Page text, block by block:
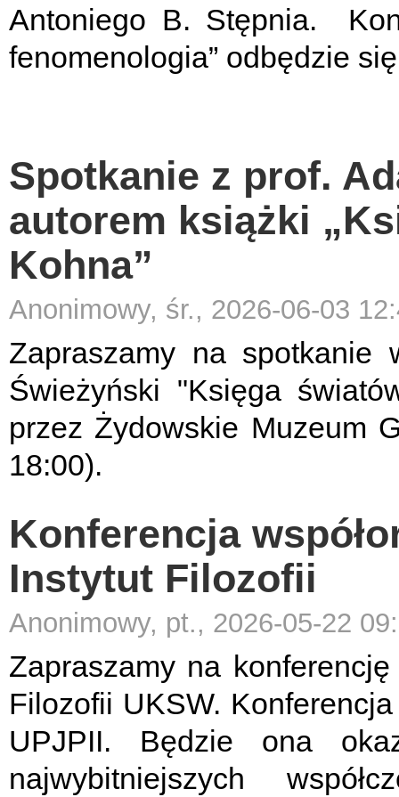
Antoniego B. Stępnia.
fenomenologia” odbędzie
Spotkanie z prof.
autorem książki
Kohna”
Anonimowy, śr., 2026-06-03
Zapraszamy na spotkanie
Świeżyński "Księga
przez Żydowskie Muzeum
18:00).
Konferencja
Instytut Filozofii
Anonimowy, pt., 2026-05-22
Zapraszamy na
Filozofii UKSW.
UPJPII. Będzie ona
najwybitniejszych